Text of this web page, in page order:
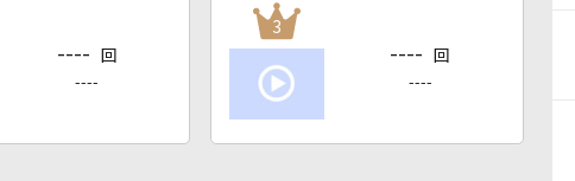
---- 回
----
3
---- 回
----